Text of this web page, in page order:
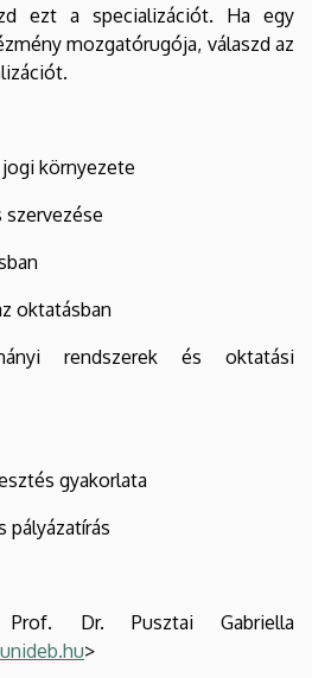
ezt a specializációt. Ha egy
mozgatórugója, válaszd az
környezete
oktatásban
rendszerek és oktatási
gyakorlata
pályázatírás
Prof. Dr. Pusztai Gabriella
>